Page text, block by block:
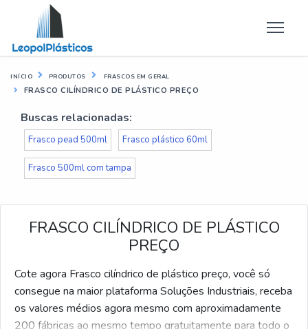
INÍCIO PRODUTOS FRASCOS EM GERAL
FRASCO CILÍNDRICO DE PLÁSTICO PREÇO
Buscas relacionadas:
Frasco pead 500ml Frasco plástico 60ml
Frasco 500ml com tampa
FRASCO CILÍNDRICO DE PLÁSTICO
PREÇO
Cote agora Frasco cilíndrico de plástico preço, você só
consegue na maior plataforma Soluções Industriais, receba
os valores médios agora mesmo com aproximadamente
200 fábricas ao mesmo tempo gratuitamente para todo o